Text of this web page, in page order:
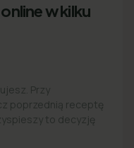
w kilku
Przy
poprzednią receptę
to decyzję